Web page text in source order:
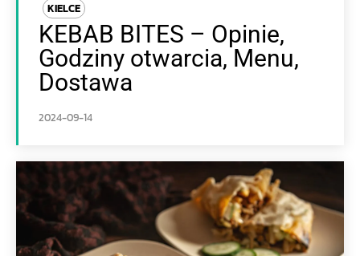
KIELCE
KEBAB BITES – Opinie,
Godziny otwarcia, Menu,
Dostawa
2024-09-14